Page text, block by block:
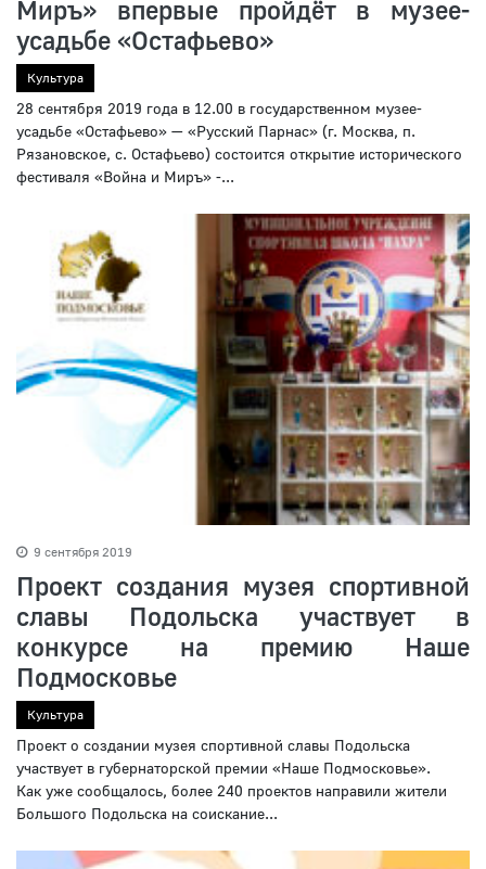
Миръ» впервые пройдёт в музее-
усадьбе «Остафьево»
Культура
28 сентября 2019 года в 12.00 в государственном музее-
усадьбе «Остафьево» — «Русский Парнас» (г. Москва, п.
Рязановское, с. Остафьево) состоится открытие исторического
фестиваля «Война и Миръ» -...
9 сентября 2019
Проект создания музея спортивной
славы Подольска участвует в
конкурсе на премию Наше
Подмосковье
Культура
Проект о создании музея спортивной славы Подольска
участвует в губернаторской премии «Наше Подмосковье».
Как уже сообщалось, более 240 проектов направили жители
Большого Подольска на соискание...